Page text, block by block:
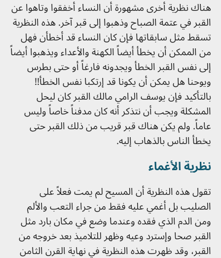
هناك نظرية أخرى مشهورة أن النساء أخفقوا وتاهوا عن
القبر في عتمة الصباح وذهبوا إلى قبر آخر. هذه النظرية
تسقط مثل سابقاتها فإن كان النساء قد أخطأن فهل
من الممكن أن يخطأ أيضاً الكهنة والأعداء ويذهبوا أيضاً
إلى نفس القبر الخطأ ويجدونه فارغاً أو حتى بطرس
ويوحنا هل يمكن أن يكونا قد إرتكبا نفس الخطأ!!
بالتأكيد فإن يوسف الرامي مالك القبر كان ليحل
المشكلة ويجب أن نتذكر أنه كان مدفناً خاصاً وليس
عاماً. ولم يكن هناك قبر قريب من ذلك القبر حتى
يخطأ الناس بالذهاب إليه.
نظرية الأغماء
تقول هذه النظرية أن المسيح لم يمت فعلاً على
الصليب بل أغمي عليه فقط من جراء التعب والألم
ومن الدم الذي فقده وعندما وضع في مكان بارد مثل
القبر صحا وإسترد وعيه وظهر للتلاميذ بعد خروجه من
القبر، وقد ظهرت هذه النظرية في نهاية القرن الثامن